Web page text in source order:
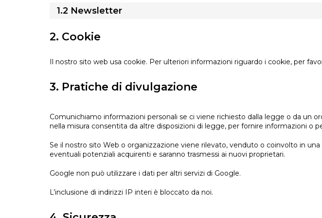
1.2 Newsletter
2. Cookie
Il nostro sito web usa cookie. Per ulteriori informazioni riguardo i cookie, per
3. Pratiche di divulgazione
Comunichiamo informazioni personali se ci viene richiesto dalla legge o da un
nella misura consentita da altre disposizioni di legge, per fornire informazioni o
Se il nostro sito Web o organizzazione viene rilevato, venduto o coinvolto in
eventuali potenziali acquirenti e saranno trasmessi ai nuovi proprietari.
Google non può utilizzare i dati per altri servizi di Google.
L’inclusione di indirizzi IP interi è bloccato da noi.